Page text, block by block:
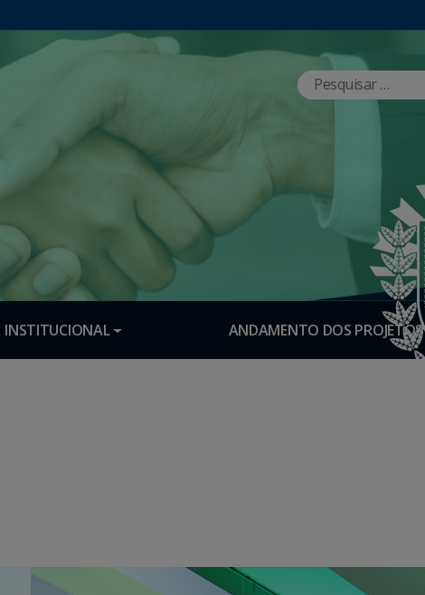
INSTITUCIONAL ANDAMENTO DOS PROJETOS